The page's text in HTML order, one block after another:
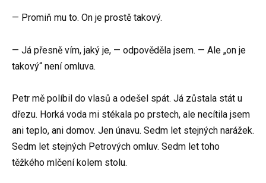
— Promiň mu to. On je prostě takový.
— Já přesně vím, jaký je, — odpověděla jsem. — Ale „on je
takový“ není omluva.
Petr mě políbil do vlasů a odešel spát. Já zůstala stát u
dřezu. Horká voda mi stékala po prstech, ale necítila jsem
ani teplo, ani domov. Jen únavu. Sedm let stejných narážek.
Sedm let stejných Petrových omluv. Sedm let toho
těžkého mlčení kolem stolu.